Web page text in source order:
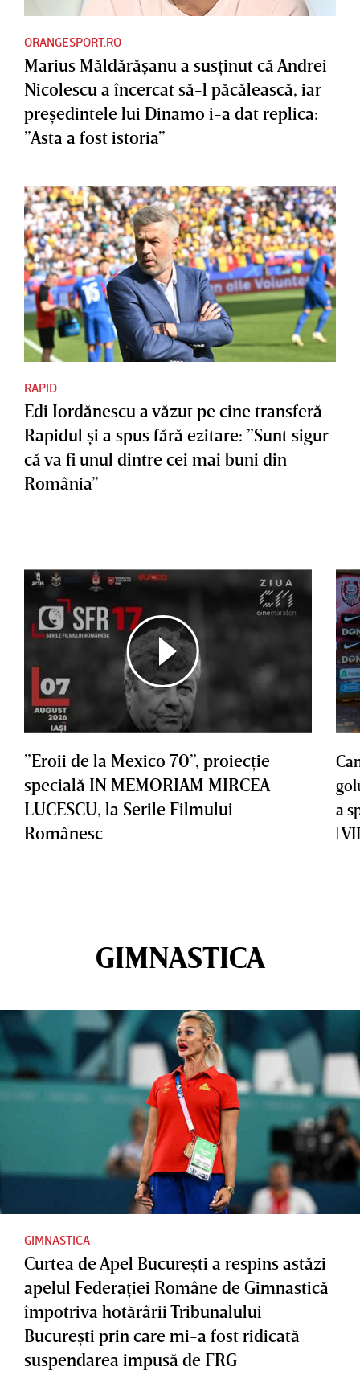
ORANGESPORT.RO
Marius Măldărăşanu a susţinut că Andrei
Nicolescu a încercat să-l păcălească, iar
preşedintele lui Dinamo i-a dat replica:
”Asta a fost istoria”
RAPID
Edi Iordănescu a văzut pe cine transferă
Rapidul şi a spus fără ezitare: ”Sunt sigur
că va fi unul dintre cei mai buni din
România”
”Eroii de la Mexico 70”, proiecţie
specială IN MEMORIAM MIRCEA
LUCESCU, la Serile Filmului
Românesc
a
|
GIMNASTICA
GIMNASTICA
Curtea de Apel Bucureşti a respins astăzi
apelul Federaţiei Române de Gimnastică
împotriva hotărârii Tribunalului
Bucureşti prin care mi-a fost ridicată
suspendarea impusă de FRG